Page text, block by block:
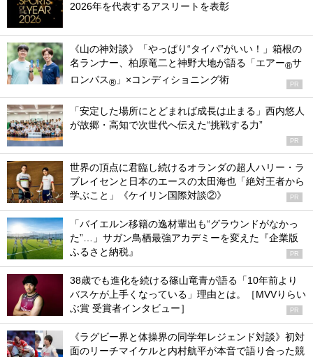
2026年を代表するアスリートを表彰
《山の神対談》「やっぱり“タイパ”がいい！」箱根の
名ランナー、柏原竜二と神野大地が語る「エアー®サ
ロンパス® 」×コンディショニング術 PR
「安定した場所にとどまれば成長は止まる」西内悠人
が故郷・高知で次世代へ伝えた“挑戦する力”
PR
世界の頂点に君臨し続けるオランダの超人ハリー・ラ
ブレイセンと日本のエースの太田海也「絶対王者から
学ぶこと」《ケイリン国際対談②》
PR
「バイエルン移籍の逸材輩出も“グラウンドがなかっ
た”…」サガン鳥栖最強アカデミーを変えた『企業版
ふるさと納税』
PR
38歳でも進化を続ける篠山竜青が語る「10年前より
バスケが上手くなっている」理由とは。［MVVりらい
ぶ賞 受賞者インタビュー］
PR
《ラグビー界と体操界の同学年レジェンド対談》初対
面のリーチマイケルと内村航平が本音で語り合った競